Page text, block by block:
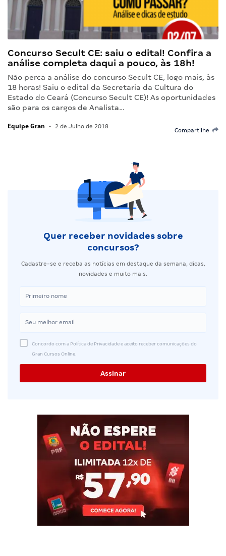
Concurso Secult CE: saiu o edital! Confira a
análise completa daqui a pouco, às 18h!
Não perca a análise do concurso Secult CE, logo mais, às
18 horas! Saiu o edital da Secretaria da Cultura do
Estado do Ceará (Concurso Secult CE)! As oportunidades
são para os cargos de Analista…
Equipe Gran • 2 de Julho de 2018
Compartilhe
Quer receber novidades sobre
concursos?
Cadastre-se e receba as notícias em destaque da semana, dicas,
novidades e muito mais.
Concordo com a Política de Privacidade e aceito receber comunicações do
Gran Cursos Online.